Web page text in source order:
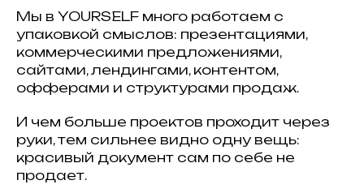
Мы в YOURSELF много работаем с
упаковкой смыслов: презентациями,
коммерческими предложениями,
сайтами, лендингами, контентом,
офферами и структурами продаж.
И чем больше проектов проходит через
руки, тем сильнее видно одну вещь:
красивый документ сам по себе не
продает.